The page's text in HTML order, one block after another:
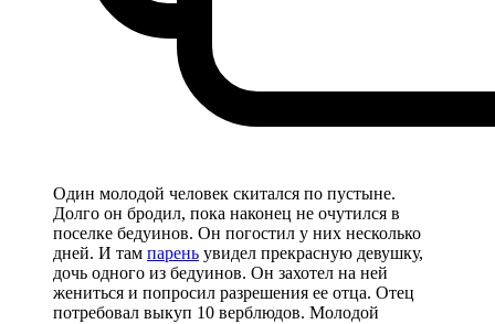
Один молодой человек скитался по пустыне.
Долго он бродил, пока наконец не очутился в
поселке бедуинов. Он погостил у них несколько
дней. И там парень увидел прекрасную девушку,
дочь одного из бедуинов. Он захотел на ней
жениться и попросил разрешения ее отца. Отец
потребовал выкуп 10 верблюдов. Молодой